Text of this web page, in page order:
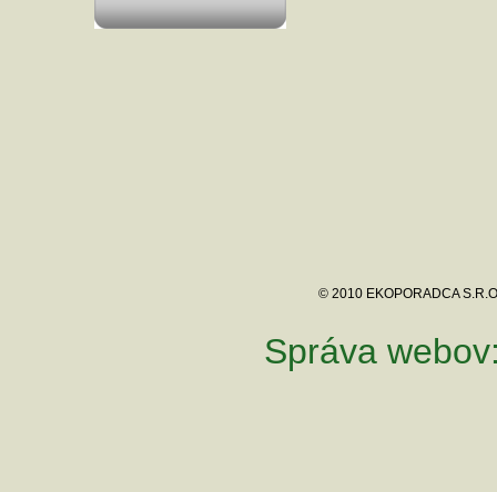
© 2010 EKOPORADCA
Správa